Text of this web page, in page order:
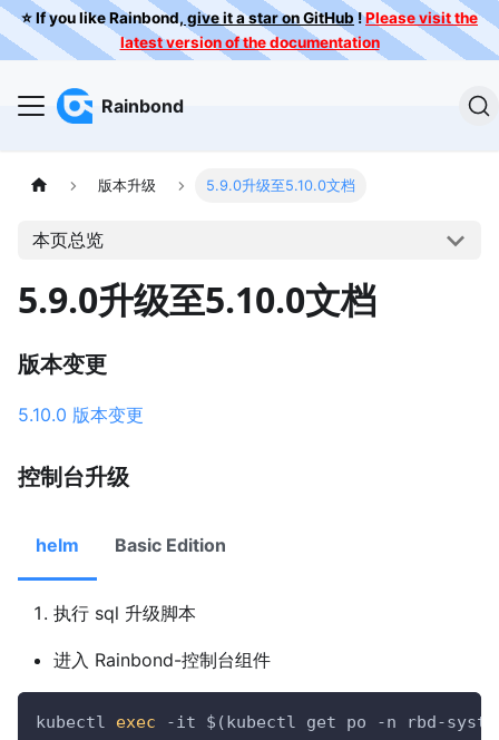
⭐️ If you like Rainbond, give it a star on GitHub !Please visit the
latest version of the documentation
Rainbond
版本升级 5.9.0升级至5.10.0文档
本页总览
5.9.0升级至5.10.0文档
版本变更
5.10.0 版本变更
控制台升级
helm Basic Edition
执行 sql 升级脚本
进入 Rainbond-控制台组件
kubectl exec -it $(kubectl get po -n rbd-